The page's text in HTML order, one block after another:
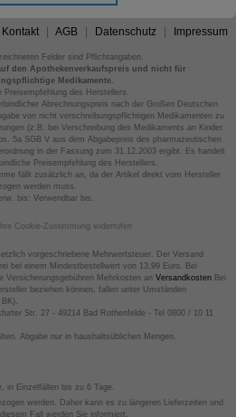
Kontakt AGB Datenschutz Impressum
Felder sind Pflichtangaben.
den Apothekenverkaufspreis und nicht für
Medikamente.
Preisempfehlung des Herstellers.
Abrechnungspreis nach der Großen Deutschen
von nicht verschreibungspflichtigen Medikamenten zu
(z.B. bei Verschreibung des Medikaments an Kinder
5a SGB V aus dem Abgabepreis des pharmazeutischen
in der Fassung zum 31.12.2003 ergibt. Es handelt
Preisempfehlung des Herstellers.
fällt zusätzlich an, da der Artikel direkt vom Hersteller
werden muss.
bis: Verwendbar bis.
Cookie-Zustimmung widerrufen
vorgeschriebene Mehrwertsteuer. Der Versand
bei einem Mindestbestellwert von 13,99 Euro. Bei
Versicherungsgebühren Mehrkosten an VersandkostenBei
beziehen können, fallen unter Umständen
Str. 27 - 49214 Bad Rothenfelde - Tel 0800 / 10 11
Abgabe nur in haushaltsüblichen Mengen.
in Einzelfällen bis zu 6 Tage.
werden. Daher kann es zu längeren Lieferzeiten und
Fall werden Sie informiert.